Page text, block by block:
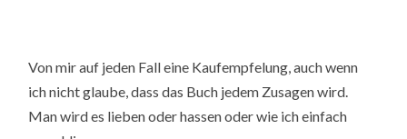
Von mir auf jeden Fall eine Kaufempfelung, auch wenn
ich nicht glaube, dass das Buch jedem Zusagen wird.
Man wird es lieben oder hassen oder wie ich einfach